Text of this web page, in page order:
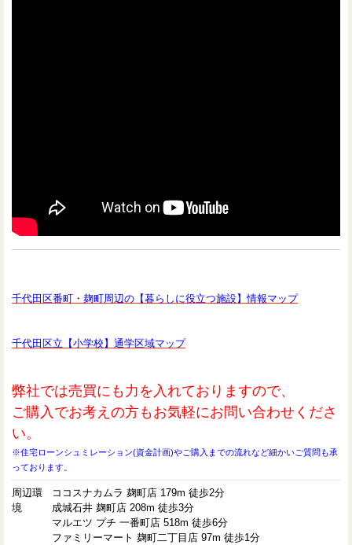
千代田区番町・麹町周辺の【暮らしに役立つ施設】情報マップ
千代田区立【小学校】通学区域マップ
弊社では売買にも力を入れておりますので、
ご購入でお考えの方もお気軽にお問い合わせくださ
い。
※住宅ローンシュミレーション(資金計画)やご購入までの流れなど細かいご質問も承
っております。
周辺環
境
ココスナカムラ 麹町店 179m 徒歩2分
成城石井 麹町店 208m 徒歩3分
マルエツ プチ 一番町店 518m 徒歩6分
ファミリーマート 麹町二丁目店 97m 徒歩1分